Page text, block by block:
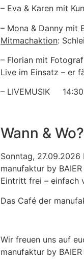
– Eva & Karen mit
– Mona & Danny mit
Mitmachaktion:
– Florian mit
Live im Einsatz – er
– LIVEMUSIK
Wann & Wo?
Sonntag,
manufaktur by
Eintritt frei – einfach
Das Café der
Wir freuen uns auf
manufaktur by BAIER